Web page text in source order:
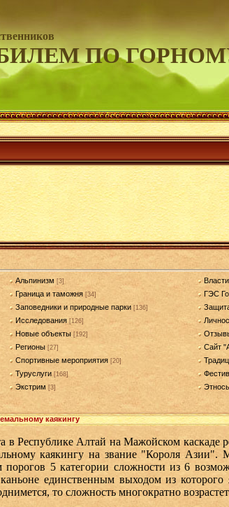
ПО
Альпинизм [3] Власти
Граница и таможня [34] ГЭС
Заповедники и природные парки [136]
Исследования [126]
Новые объекты [192]
Регионы [27] Сайт
Спортивные мероприятия [20]
Туруслуги [168]
Экстрим [3]
каякингу
в Республике Алтай на Мажойском каскаде
каякингу на звание "Короля Азии".
порогов 5 категории сложности из 6
единственным выходом из которого
то сложность многократно